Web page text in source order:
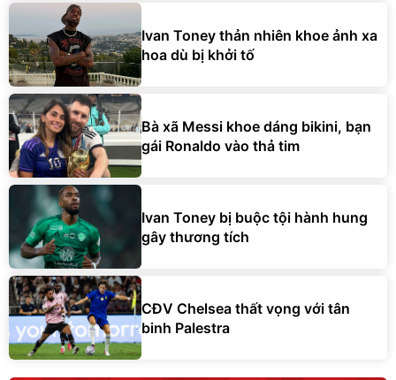
Ivan Toney thản nhiên khoe ảnh xa
hoa dù bị khởi tố
Bà xã Messi khoe dáng bikini, bạn
gái Ronaldo vào thả tim
Ivan Toney bị buộc tội hành hung
gây thương tích
CĐV Chelsea thất vọng với tân
binh Palestra